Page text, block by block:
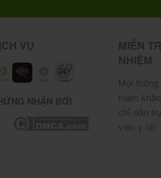
kiêng, các thức ăn quá
cường hệ miễn dịch.
trạng mất nước. Từ đó,
thêm các bệnh về
Bạch Mai:
VỤ
NHẬN BỞI
MIỄN
NHIỆM
Mọi
tham
chỉ dẫn
viên y tế!